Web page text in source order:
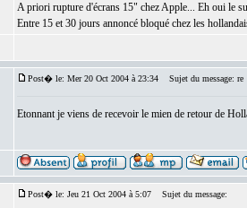
A priori rupture d'écrans 15" chez Apple... Eh oui le
Entre 15 et 30 jours annoncé bloqué chez les
Post� le: Mer 20 Oct 2004 à 23:34 Sujet du message: re
Etonnant je viens de recevoir le mien de retour de
Post� le: Jeu 21 Oct 2004 à 5:07 Sujet du message: